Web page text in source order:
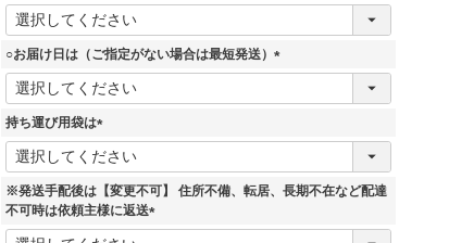
(
必
須
○お届け日は（ご指定がない場合は最短発送）
(
持ち運び用袋は
(
必
須
)
※発送手配後は【変更不可】 住所不備、転居、長期不在など配達
不可時は依頼主様に返送
(